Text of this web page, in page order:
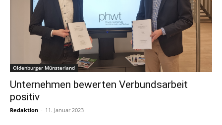
Oldenburger Münsterland
Unternehmen bewerten Verbundsarbeit
positiv
Redaktion - 11. Januar 2023